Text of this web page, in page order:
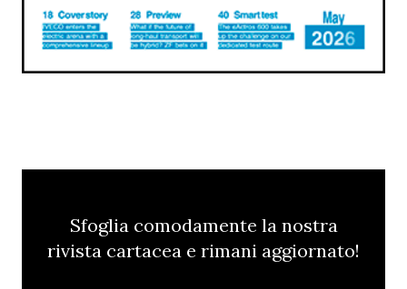
Sfoglia comodamente la nostra
rivista cartacea e rimani aggiornato!